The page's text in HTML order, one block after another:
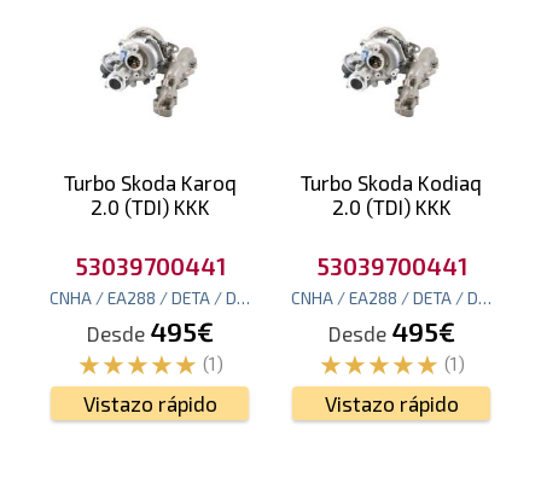
Turbo Skoda Karoq
2.0 (TDI) KKK
53039700441
CNHA / EA288 / DETA / DESA / EA288 / DDAA / DFHA 190cv
Desde 495€
(1)
Vistazo rápido
Turbo Skoda Kodiaq
2.0 (TDI) KKK
53039700441
CNHA / EA288 / DETA / DESA / EA288 / DDAA / DFHA
Desde 495€
(1)
Vistazo rápido